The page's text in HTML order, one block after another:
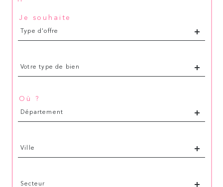
Je souhaite
d'offre
Type d'offre
d'offre
Votre type de bien
Où ?
Département
Ville
Secteur